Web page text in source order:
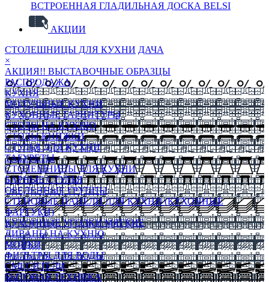
ВСТРОЕННАЯ ГЛАДИЛЬНАЯ ДОСКА BELSI
АКЦИИ
СТОЛЕШНИЦЫ ДЛЯ КУХНИ ДАЧА
×
АКЦИЯ!! ВЫСТАВОЧНЫЕ ОБРАЗЦЫ
РАСПРОДАЖА
КУХНЯ
МОДУЛЬНЫЕ КУХНИ
КУХОННЫЕ ГАРНИТУРЫ
СТОЛЫ НА КУХНЮ
СТОЛЫ КНИЖКИ
СТУЛЬЯ ДЛЯ КУХНИ
ТАБУРЕТЫ
СТОЛЕШНИЦЫ ДЛЯ КУХНИ
БАРНЫЕ СТУЛЬЯ
ОБЕДЕННЫЕ ГРУППЫ
СТЕНОВЫЕ ПАНЕЛИ ДЛЯ КУХНИ (КУХОННЫЕ
ФАРТУКИ)
КУХОННЫЕ УГОЛКИ МЯГКИЕ
ДИВАНЫ НА КУХНЮ
МОЙКИ
ФИЛЬТРЫ ДЛЯ ВОДЫ
СМЕСИТЕЛИ
БЫТОВАЯ ТЕХНИКА